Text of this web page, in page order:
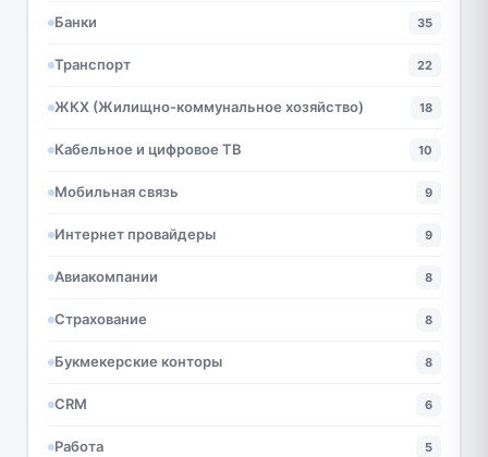
Банки 35
Транспорт 22
ЖКХ (Жилищно-коммунальное хозяйство) 18
Кабельное и цифровое ТВ 10
Мобильная связь 9
Интернет провайдеры 9
Авиакомпании 8
Страхование 8
Букмекерские конторы 8
CRM 6
Работа 5